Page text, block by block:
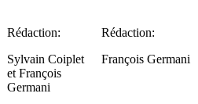
Rédaction:
Sylvain Coiplet
et François
Germani
Rédaction:
François Germani